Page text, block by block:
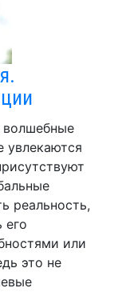
волшебные
увлекаются
реальность,
его
или
это не